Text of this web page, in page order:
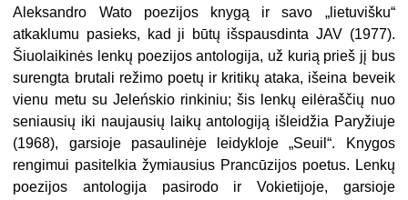
Aleksandro Wato poezijos knygą ir savo „lietuvišku“
atkaklumu pasieks, kad ji būtų išspausdinta JAV (1977).
Šiuolaikinės lenkų poezijos antologija, už kurią prieš jį bus
surengta brutali režimo poetų ir kritikų ataka, išeina beveik
vienu metu su Jeleńskio rinkiniu; šis lenkų eilėraščių nuo
seniausių iki naujausių laikų antologiją išleidžia Paryžiuje
(1968), garsioje pasaulinėje leidykloje „Seuil“. Knygos
rengimui pasitelkia žymiausius Prancūzijos poetus. Lenkų
poezijos antologija pasirodo ir Vokietijoje, garsioje